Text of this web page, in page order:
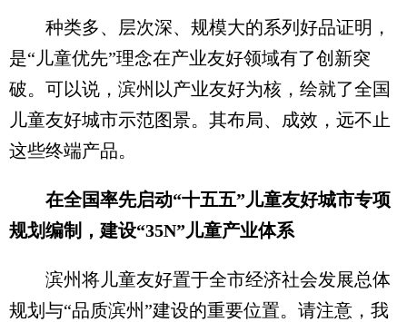
种类多、层次深、规模大的系列好品证明，
是“儿童优先”理念在产业友好领域有了创新突
破。可以说，滨州以产业友好为核，绘就了全国
儿童友好城市示范图景。其布局、成效，远不止
这些终端产品。
在全国率先启动“十五五”儿童友好城市专项
规划编制，建设“35N”儿童产业体系
滨州将儿童友好置于全市经济社会发展总体
规划与“品质滨州”建设的重要位置。请注意，我